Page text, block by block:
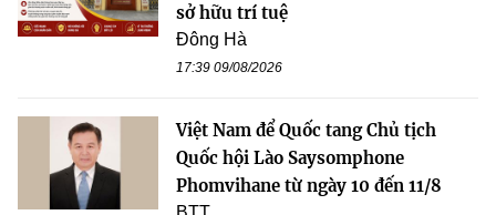
sở hữu trí tuệ
Đông Hà
17:39 09/08/2026
Việt Nam để Quốc tang Chủ tịch
Quốc hội Lào Saysomphone
Phomvihane từ ngày 10 đến 11/8